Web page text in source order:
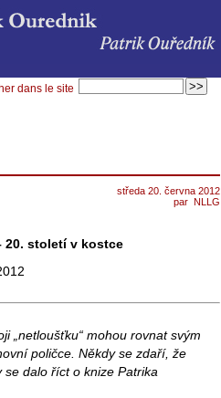
dans le site
středa 20. června 2012
par NLLG
20. století v kostce
„netloušťku“ mohou rovnat svým
poličce. Někdy se zdaří, že
dalo říct o knize Patrika